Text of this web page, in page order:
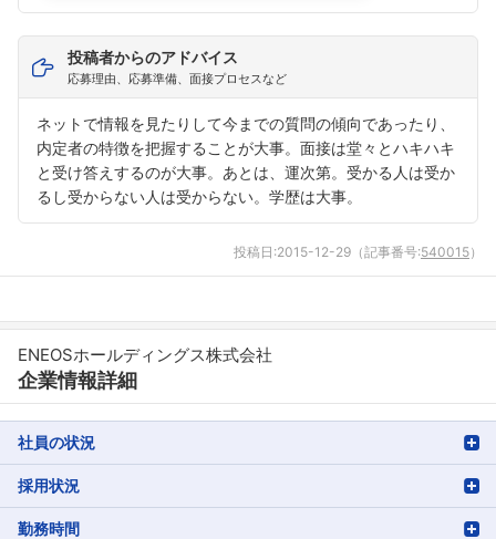
投稿者からのアドバイス
応募理由、応募準備、面接プロセスなど
ネットで情報を見たりして今までの質問の傾向であったり、
内定者の特徴を把握することが大事。面接は堂々とハキハキ
と受け答えするのが大事。あとは、運次第。受かる人は受か
るし受からない人は受からない。学歴は大事。
投稿日:2015-12-29 （記事番号:540015）
ENEOSホールディングス株式会社
企業情報詳細
社員の状況
採用状況
勤務時間